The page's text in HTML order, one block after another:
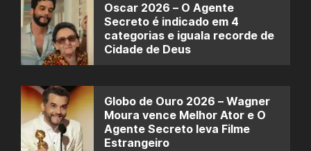
Oscar 2026 – O Agente
Secreto é indicado em 4
categorias e iguala recorde de
Cidade de Deus
Globo de Ouro 2026 – Wagner
Moura vence Melhor Ator e O
Agente Secreto leva Filme
Estrangeiro